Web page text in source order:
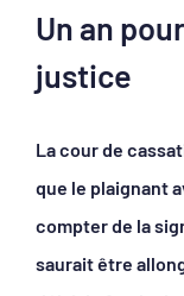
Un an
justice
La cour de
que le plaignant
compter de la
saurait être